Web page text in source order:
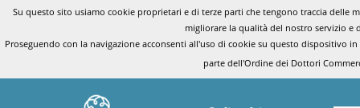
Su questo sito usiamo cookie proprietari e di terze parti che tengono traccia
migliorare la qualità del nostro servizio e
Proseguendo con la navigazione acconsenti all'uso di cookie su questo dispositivo
parte dell'Ordine dei Dottori